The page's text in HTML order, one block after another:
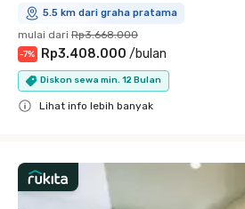
5.5 km dari graha pratama
mulai dari Rp3.668.000
-7% Rp3.408.000 /bulan
Diskon sewa min. 12 Bulan
Lihat info lebih banyak